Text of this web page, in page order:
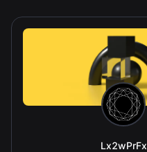
Lx2wPrFx